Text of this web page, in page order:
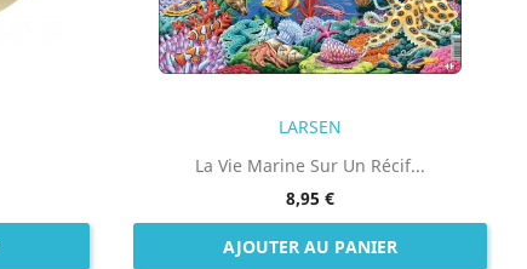
LARSEN
La Vie Marine Sur Un Récif...
8,95 €
AJOUTER AU PANIER